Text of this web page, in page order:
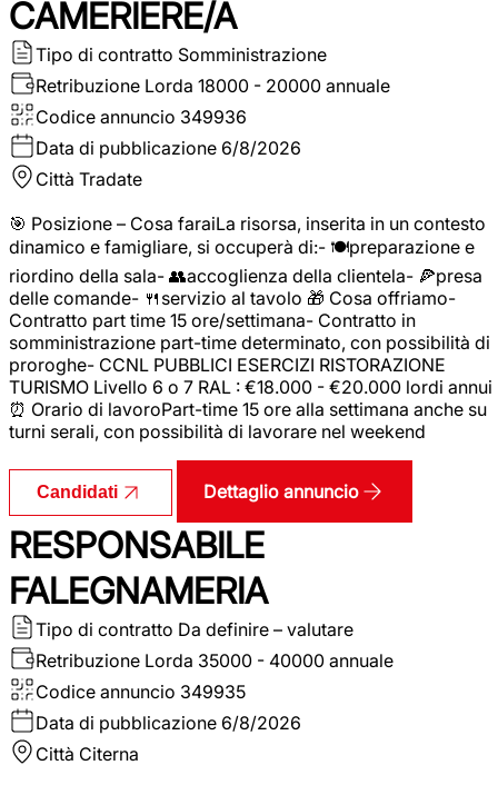
CAMERIERE/A
Tipo di contratto Somministrazione
Retribuzione Lorda 18000 - 20000 annuale
Codice annuncio 349936
Data di pubblicazione 6/8/2026
Città Tradate
🎯 Posizione – Cosa faraiLa risorsa, inserita in un contesto
dinamico e famigliare, si occuperà di:- 🍽️preparazione e
riordino della sala- 👥accoglienza della clientela- 🍕presa
delle comande- 🍴servizio al tavolo 🎁 Cosa offriamo-
Contratto part time 15 ore/settimana- Contratto in
somministrazione part-time determinato, con possibilità di
proroghe- CCNL PUBBLICI ESERCIZI RISTORAZIONE
TURISMO Livello 6 o 7 RAL : €18.000 - €20.000 lordi annui
⏰ Orario di lavoroPart-time 15 ore alla settimana anche su
turni serali, con possibilità di lavorare nel weekend
Candidati Dettaglio annuncio
RESPONSABILE
FALEGNAMERIA
Tipo di contratto Da definire – valutare
Retribuzione Lorda 35000 - 40000 annuale
Codice annuncio 349935
Data di pubblicazione 6/8/2026
Città Citerna